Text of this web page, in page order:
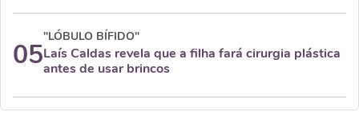
05
"LÓBULO BÍFIDO"
Laís Caldas revela que a filha fará cirurgia plástica
antes de usar brincos